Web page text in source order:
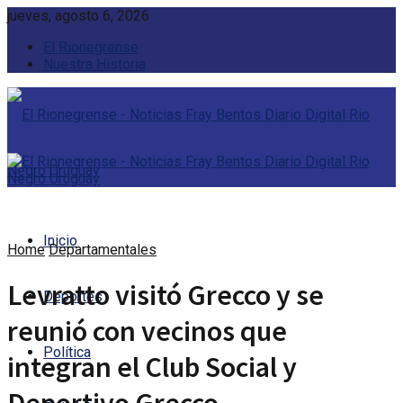
jueves, agosto 6, 2026
El Rionegrense
Nuestra Historia
Inicio
Deportes
Política
Home Departamentales
Levratto visitó Grecco y se
reunió con vecinos que
integran el Club Social y